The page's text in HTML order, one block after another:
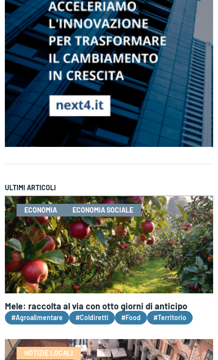
ULTIMI ARTICOLI
ECONOMIA ECONOMIA SOCIALE
Mele: raccolta al via con otto giorni di anticipo
#Agroalimentare #Coldiretti #Food #Territorio
NOTIZIE LOCALI